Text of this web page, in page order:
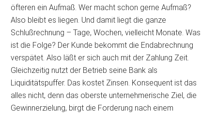
öfteren ein Aufmaß. Wer macht schon gerne Aufmaß?
Also bleibt es liegen. Und damit liegt die ganze
Schlußrechnung – Tage, Wochen, vielleicht Monate. Was
ist die Folge? Der Kunde bekommt die Endabrechnung
verspätet. Also läßt er sich auch mit der Zahlung Zeit.
Gleichzeitig nutzt der Betrieb seine Bank als
Liquiditätspuffer. Das kostet Zinsen. Konsequent ist das
alles nicht, denn das oberste unternehmerische Ziel, die
Gewinnerzielung, birgt die Forderung nach einem